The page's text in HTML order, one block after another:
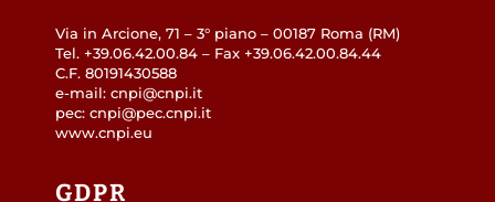
Via in Arcione, 71 – 3° piano – 00187 Roma (RM)
Tel. +39.06.42.00.84 – Fax +39.06.42.00.84.44
C.F. 80191430588
e-mail: cnpi@cnpi.it
pec: cnpi@pec.cnpi.it
www.cnpi.eu
GDPR